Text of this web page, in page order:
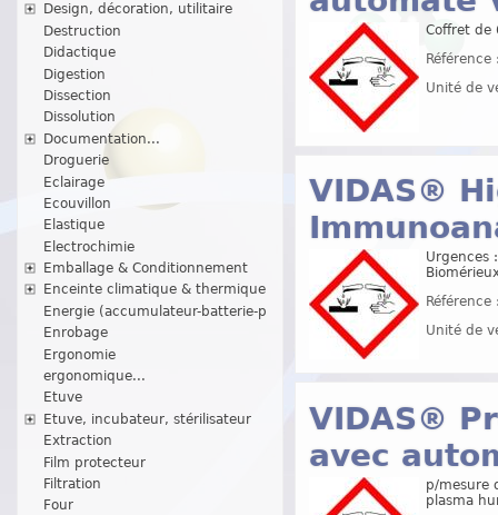
Design, décoration, utilitaire
Destruction
Didactique
Digestion
Dissection
Dissolution
Documentation...
Droguerie
Eclairage
Ecouvillon
Elastique
Electrochimie
Emballage & Conditionnement
Enceinte climatique & thermique
Energie (accumulateur-batterie-p
Enrobage
Ergonomie
ergonomique...
Etuve
Etuve, incubateur, stérilisateur
Extraction
Film protecteur
Filtration
Four
Coffret
Unité de
VIDAS®
Urgences
Unité de
VIDAS®
avec
p/mesure
plasma